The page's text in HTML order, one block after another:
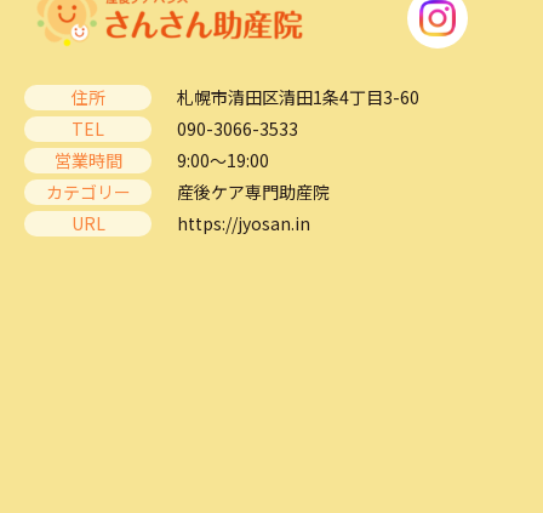
住所
札幌市清田区清田1条4丁目3-60
TEL
090-3066-3533
営業時間
9:00～19:00
カテゴリー
産後ケア専門助産院
URL
https://jyosan.in